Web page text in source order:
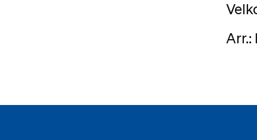
Arr.: